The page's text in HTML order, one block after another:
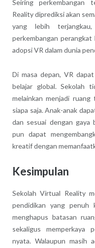
Seiring perkembangan
Reality diprediksi akan
yang lebih
perkembangan perangkat
adopsi VR dalam dunia
Di masa depan, VR
belajar global. Sekolah
melainkan menjadi
siapa saja. Anak-anak
dan sesuai dengan gaya
pun dapat
kreatif dengan
Kesimpulan
Sekolah Virtual Reality
pendidikan yang penuh
menghapus batasan
sekaligus memperkaya
nyata. Walaupun masih